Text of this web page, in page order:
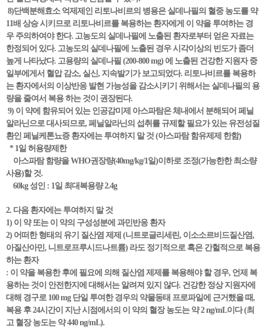
8)단백분해효소 억제제인 리토나비르의 병용은 실데나필의 혈중 농도를 약
11배 상승 시키므로 리토나비르를 복용하는 환자에게 이 약을 투여하는 경
우 주의하여야 한다. 고농도의 실데나필에 노출된 환자로부터 얻은 자료는
한정되어 있다. 고농도의 실데나필에 노출된 경우 시각이상의 빈도가 좀더
높게 나타났다. 고용량의 실데나필 (200-800 mg) 에 노출된 건강한 지원자 중
일부에게서 혈압 감소, 실신, 지속발기가 보고되었다. 리토나비르를 복용하
는 환자에서의 이상반응 발현 가능성을 감소시키기 위해서는 실데나필의 용
량을 줄여서 복용 하는 것이 권장된다.
9) 이 약에 함유되어 있는 인공감미제 아스파탐은 체내에서 분해되어 페닐
알라닌으로 대사되므로, 페닐알라닌의 섭취를 규제할 필요가 있는 유전성질
환인 페닐케톤뇨증 환자에는 투여하지 말 것 (아스파탐 함유제제 한함)
* 1일 허용량제한
아스파탐 함량을 WHO권장량(40mg/kg/1일)이하로 조정(가능한한 최소량
사용)할 것.
60kg 성인 : 1일 최대복용량 2.4g
2. 다음 환자에는 투여하지 말 것
1) 이 약 또는 이 약의 구성성분에 과민반응 환자
2) 어떠한 형태의 유기 질산염 제제 (니트로글리세린, 이소소르비드질산염,
아질산아민, 니트로프루시드나트륨) 라도 정기적으로 혹은 간헐적으로 복용
하는 환자
: 이 약을 복용한 후에 필요에 의해 질산염 제제를 복용해야 할 경우, 언제 복
용하는 것이 안전한지에 대해서는 알려져 있지 않다. 건강한 정상 지원자에
대해 경구로 100 mg 단일 투여한 경우의 약물동태 프로파일에 근거했을 때,
복용 후 24시간이 지난 시점에서의 이 약의 혈장 농도는 약 2 ng/mL이다 (최
고 혈장 농도는 약 440 ng/mL).